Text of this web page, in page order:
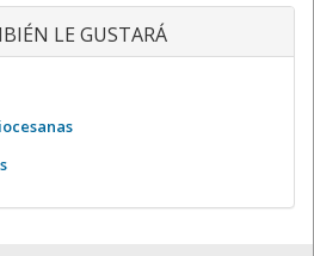
LE GUSTARÁ